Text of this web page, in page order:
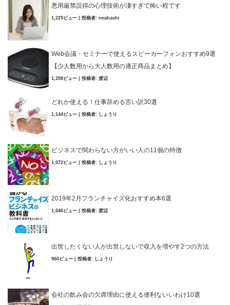
悪用厳禁説得の心理技術が凄すぎて怖い程です
1,225ビュー 投稿者: imahashi
Web会議・セミナーで使えるスピーカーフォンおすすめ9選
【少人数用から大人数用の適正商品まとめ】
1,208ビュー 投稿者: 渡辺
どれか使える！仕事辞める言い訳30選
1,144ビュー 投稿者: しょうり
ビジネスで関わらない方がいい人の11個の特徴
1,072ビュー 投稿者: しょうり
2019年2月フランチャイズ化おすすめ本6選
1,046ビュー 投稿者: 渡辺
出世したくない人が出世しないで収入を増やす2つの方法
960ビュー 投稿者: しょうり
会社の飲み会の欠席理由に使える便利ないいわけ10選